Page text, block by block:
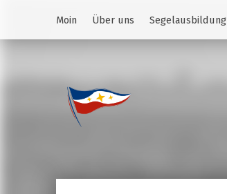
Moin
Über uns Segelausbildung
Jugend des YCS